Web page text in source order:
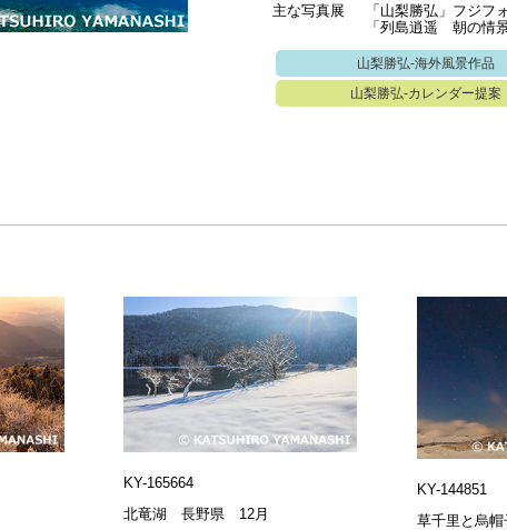
主な写真展
「山梨勝弘」フジ
「列島逍遥 朝の情
山梨勝弘-海外風景作品
山梨勝弘-カレンダー提案
KY-165664
北竜湖 長野県 12月
KY-144851
草千里と烏